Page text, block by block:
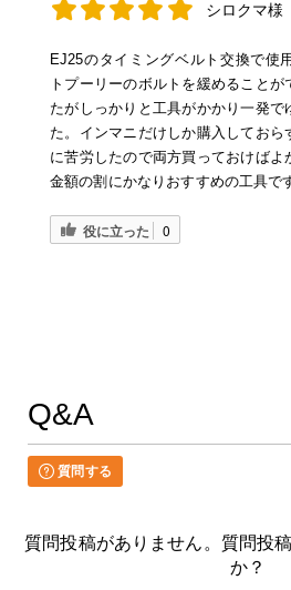
シロクマ様
EJ25のタイミングベルト交換で使
トプーリーのボルトを緩めること
たがしっかりと工具がかかり一発で
た。インマニだけしか購入してお
に苦労したので両方買っておけばよ
金額の割にかなりおすすめの工具で
役に立った 0
Q&A
質問する
質問投稿がありません。質問投
か？